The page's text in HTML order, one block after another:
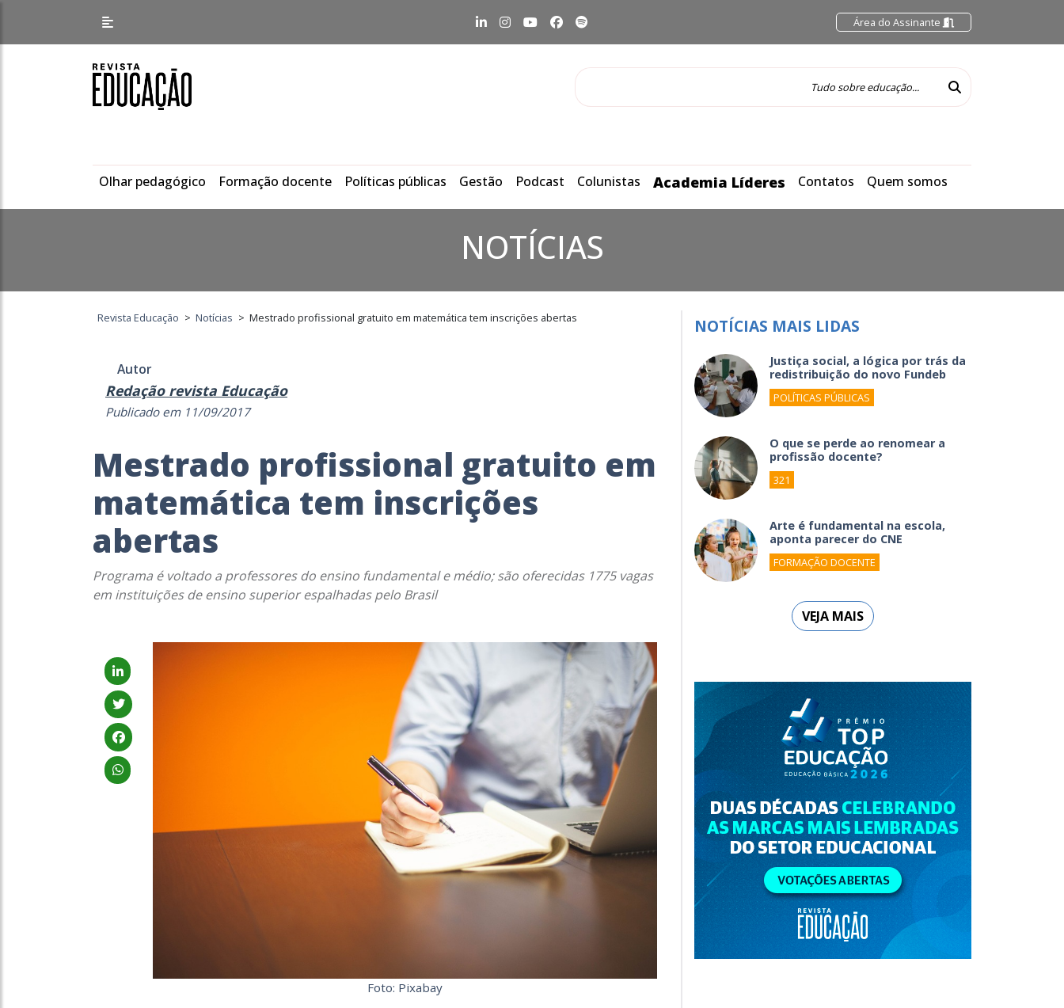
Área do Assinante
Olhar pedagógico Formação docente Políticas públicas Gestão Podcast Colunistas Academia Líderes Contatos Quem somos
NOTÍCIAS
Revista Educação > Notícias > Mestrado profissional gratuito em matemática tem inscrições abertas
Autor
Redação revista Educação
Publicado em 11/09/2017
Mestrado profissional gratuito em
matemática tem inscrições
abertas
Programa é voltado a professores do ensino fundamental e médio; são oferecidas 1775 vagas
em instituições de ensino superior espalhadas pelo Brasil
Foto: Pixabay
NOTÍCIAS MAIS LIDAS
Justiça social, a lógica por trás da
redistribuição do novo Fundeb
POLÍTICAS PÚBLICAS
O que se perde ao renomear a
profissão docente?
321
Arte é fundamental na escola,
aponta parecer do CNE
FORMAÇÃO DOCENTE
VEJA MAIS